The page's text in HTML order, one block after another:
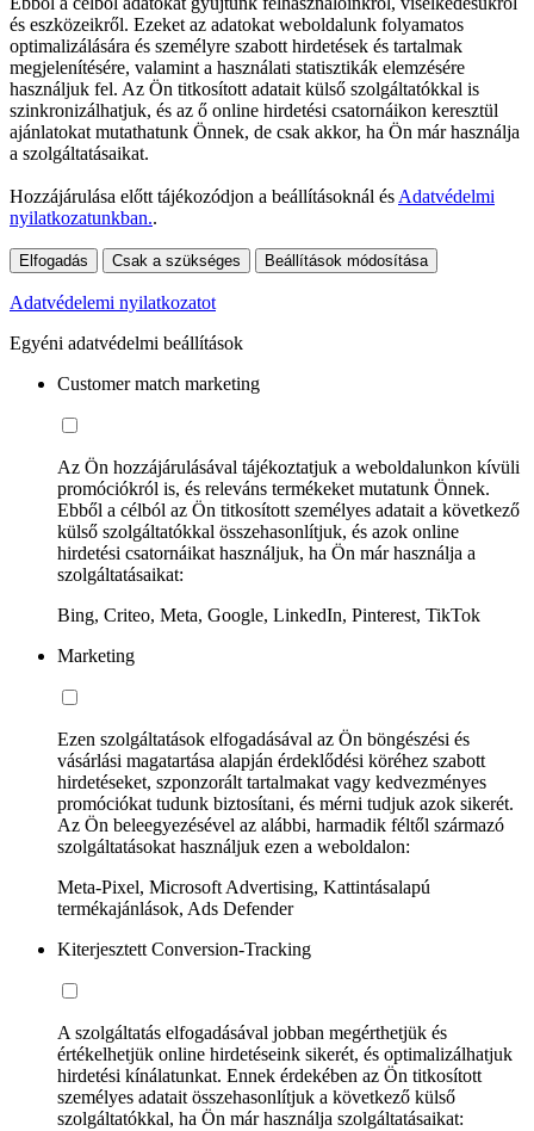
és eszközeikről. Ezeket az adatokat weboldalunk folyamatos
optimalizálására és személyre szabott hirdetések és tartalmak
megjelenítésére, valamint a használati statisztikák elemzésére
használjuk fel. Az Ön titkosított adatait külső szolgáltatókkal is
szinkronizálhatjuk, és az ő online hirdetési csatornáikon keresztül
ajánlatokat mutathatunk Önnek, de csak akkor, ha Ön már használja
a szolgáltatásaikat.
Hozzájárulása előtt tájékozódjon a beállításoknál ésAdatvédelmi
nyilatkozatunkban..
Elfogadás Csak a szükséges Beállítások módosítása
Adatvédelemi nyilatkozatot
Egyéni adatvédelmi beállítások
Customer match marketing
Az Ön hozzájárulásával tájékoztatjuk a weboldalunkon kívüli
promóciókról is, és releváns termékeket mutatunk Önnek.
Ebből a célból az Ön titkosított személyes adatait a következő
külső szolgáltatókkal összehasonlítjuk, és azok online
hirdetési csatornáikat használjuk, ha Ön már használja a
szolgáltatásaikat:
Bing, Criteo, Meta, Google, LinkedIn, Pinterest, TikTok
Marketing
Ezen szolgáltatások elfogadásával az Ön böngészési és
vásárlási magatartása alapján érdeklődési köréhez szabott
hirdetéseket, szponzorált tartalmakat vagy kedvezményes
promóciókat tudunk biztosítani, és mérni tudjuk azok sikerét.
Az Ön beleegyezésével az alábbi, harmadik féltől származó
szolgáltatásokat használjuk ezen a weboldalon:
Meta-Pixel, Microsoft Advertising, Kattintásalapú
termékajánlások, Ads Defender
Kiterjesztett Conversion-Tracking
A szolgáltatás elfogadásával jobban megérthetjük és
értékelhetjük online hirdetéseink sikerét, és optimalizálhatjuk
hirdetési kínálatunkat. Ennek érdekében az Ön titkosított
személyes adatait összehasonlítjuk a következő külső
szolgáltatókkal, ha Ön már használja szolgáltatásaikat: